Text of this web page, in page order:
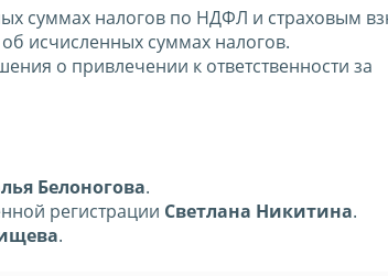
суммах налогов по НДФЛ и страховым
исчисленных суммах налогов.
о привлечении к ответственности за
Белоногова.
регистрации Светлана Никитина.
.